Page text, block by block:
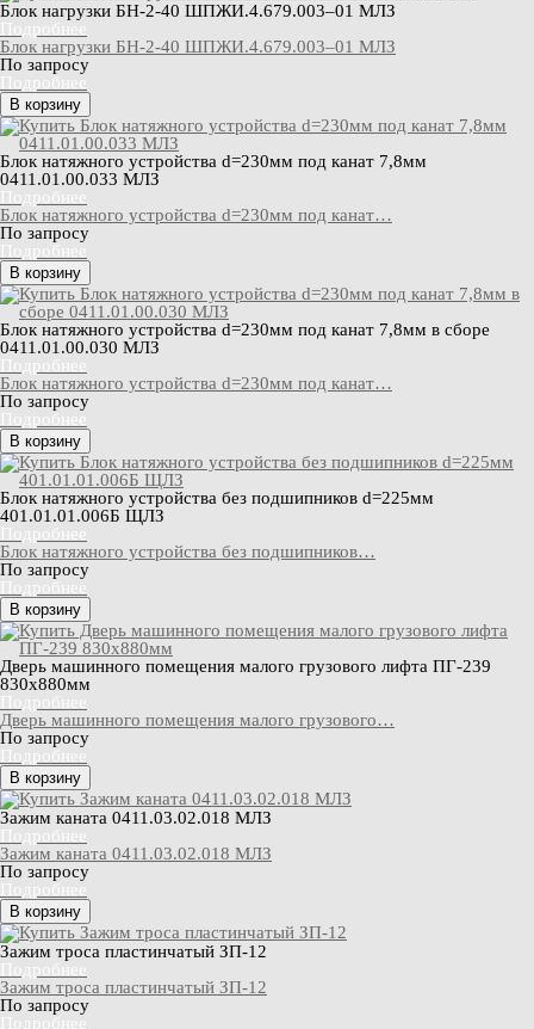
Блок нагрузки БН-2-40 ШПЖИ.4.679.003–01 МЛЗ
Подробнее
Блок нагрузки БН-2-40 ШПЖИ.4.679.003–01 МЛЗ
По запросу
Подробнее
В корзину
Блок натяжного устройства d=230мм под канат 7,8мм
0411.01.00.033 МЛЗ
Подробнее
Блок натяжного устройства d=230мм под канат…
По запросу
Подробнее
В корзину
Блок натяжного устройства d=230мм под канат 7,8мм в сборе
0411.01.00.030 МЛЗ
Подробнее
Блок натяжного устройства d=230мм под канат…
По запросу
Подробнее
В корзину
Блок натяжного устройства без подшипников d=225мм
401.01.01.006Б ЩЛЗ
Подробнее
Блок натяжного устройства без подшипников…
По запросу
Подробнее
В корзину
Дверь машинного помещения малого грузового лифта ПГ-239
830х880мм
Подробнее
Дверь машинного помещения малого грузового…
По запросу
Подробнее
В корзину
Зажим каната 0411.03.02.018 МЛЗ
Подробнее
Зажим каната 0411.03.02.018 МЛЗ
По запросу
Подробнее
В корзину
Зажим троса пластинчатый ЗП-12
Подробнее
Зажим троса пластинчатый ЗП-12
По запросу
Подробнее